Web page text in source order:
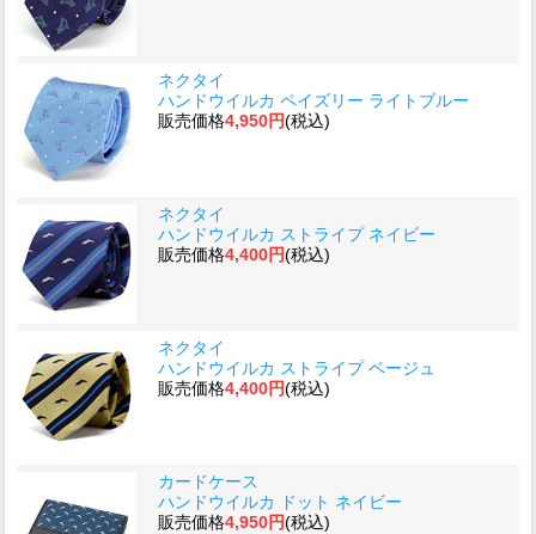
ネクタイ
ハンドウイルカ ペイズリー ライトブルー
販売価格4,950円(税込)
ネクタイ
ハンドウイルカ ストライプ ネイビー
販売価格4,400円(税込)
ネクタイ
ハンドウイルカ ストライプ ベージュ
販売価格4,400円(税込)
カードケース
ハンドウイルカ ドット ネイビー
販売価格4,950円(税込)